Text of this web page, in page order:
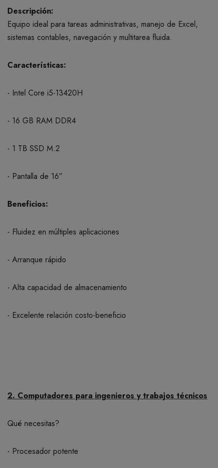
Descripción:
Equipo ideal para tareas administrativas, manejo de Excel,
sistemas contables, navegación y multitarea fluida.
Características:
- Intel Core i5-13420H
- 16 GB RAM DDR4
- 1 TB SSD M.2
- Pantalla de 16”
Beneficios:
- Fluidez en múltiples aplicaciones
- Arranque rápido
- Alta capacidad de almacenamiento
- Excelente relación costo-beneficio
2. Computadores para ingenieros y trabajos técnicos
Qué necesitas?
- Procesador potente